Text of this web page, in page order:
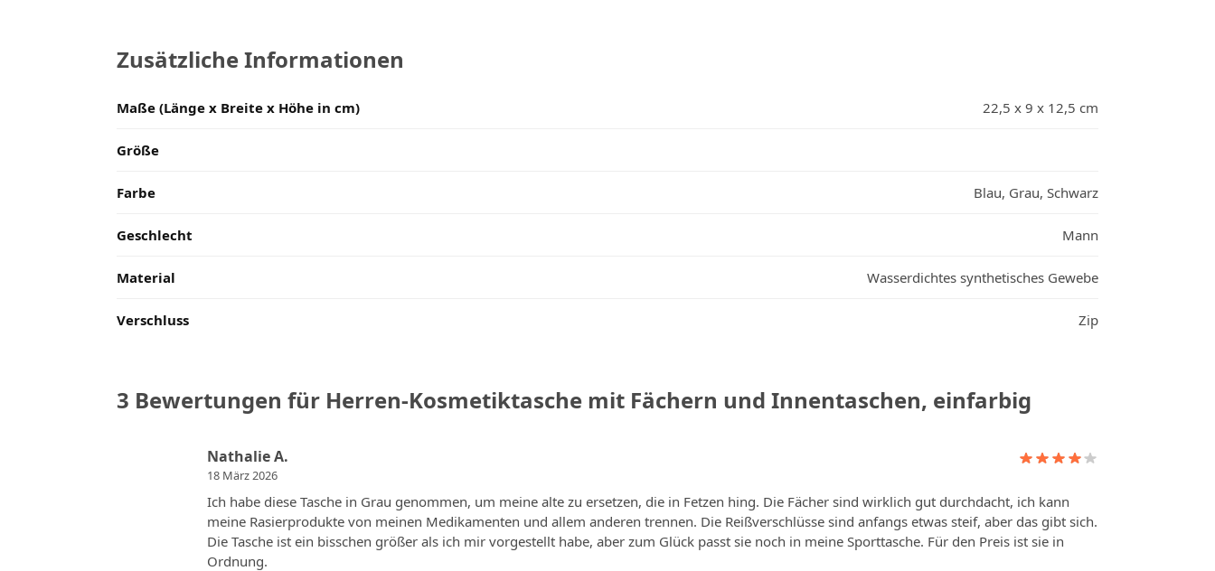
Zusätzliche Informationen
Maße (Länge x Breite x Höhe in cm) 22,5 x 9 x 12,5 cm
Größe
Farbe Blau, Grau, Schwarz
Geschlecht Mann
Material Wasserdichtes synthetisches Gewebe
Verschluss Zip
3 Bewertungen für Herren-Kosmetiktasche mit Fächern und Innentaschen, einfarbig
Nathalie A.
18 März 2026
Ich habe diese Tasche in Grau genommen, um meine alte zu ersetzen, die in Fetzen hing. Die Fächer sind wirklich gut durchdacht, ich kann
meine Rasierprodukte von meinen Medikamenten und allem anderen trennen. Die Reißverschlüsse sind anfangs etwas steif, aber das gibt sich.
Die Tasche ist ein bisschen größer als ich mir vorgestellt habe, aber zum Glück passt sie noch in meine Sporttasche. Für den Preis ist sie in
Ordnung.